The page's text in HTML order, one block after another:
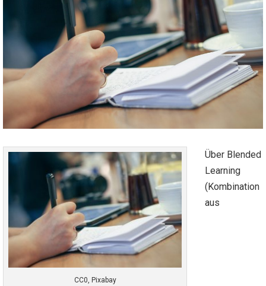
CC0, Pixabay
Über Blended
Learning
(Kombination
aus